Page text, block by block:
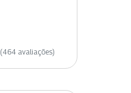
(464 avaliações)